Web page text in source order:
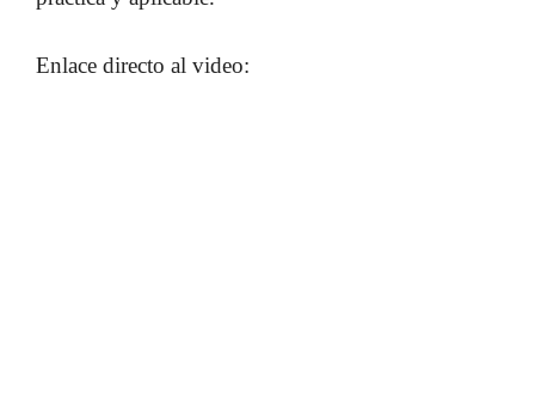
Enlace directo al video: